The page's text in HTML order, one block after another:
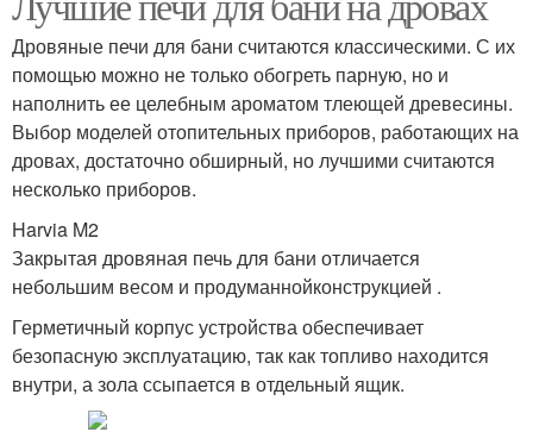
Печи в бане Банные печи
Печи из кирпича
Печи из металла Печь из кирпича
Дровяные печи для бани считаются классическими. С их
помощью можно не только обогреть парную, но и
наполнить ее целебным ароматом тлеющей древесины.
Выбор моделей отопительных приборов, работающих на
дровах, достаточно обширный, но лучшими считаются
несколько приборов.
Harvia M2
Закрытая дровяная печь для бани отличается
небольшим весом и продуманнойконструкцией .
Герметичный корпус устройства обеспечивает
безопасную эксплуатацию, так как топливо находится
внутри, а зола ссыпается в отдельный ящик.